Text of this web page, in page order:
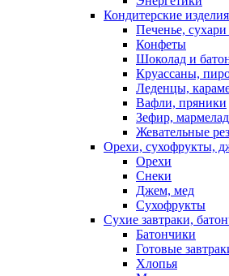
Кондитерские изделия
Печенье,
Конфеты
Шоколад и
Круассаны,
Леденцы,
Вафли, пряники
Зефир, мармелад
Жевательные
Орехи, сухофрукты,
Орехи
Снеки
Джем, мед
Сухофрукты
Сухие завтраки,
Батончики
Готовые
Хлопья